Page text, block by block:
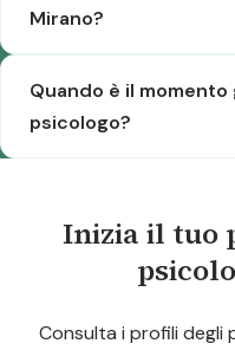
Mirano?
Quando è il
psicologo?
Inizia il tuo
Consulta i profili degli